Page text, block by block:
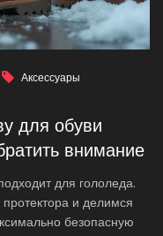
Аксессуары
для обуви
внимание
для гололеда.
и делимся
безопасную